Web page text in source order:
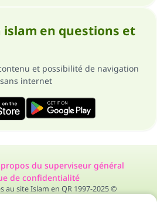
islam en questions et
et possibilité de navigation
sans internet
du superviseur général
de confidentialité
au site Islam en QR 1997-2025 ©